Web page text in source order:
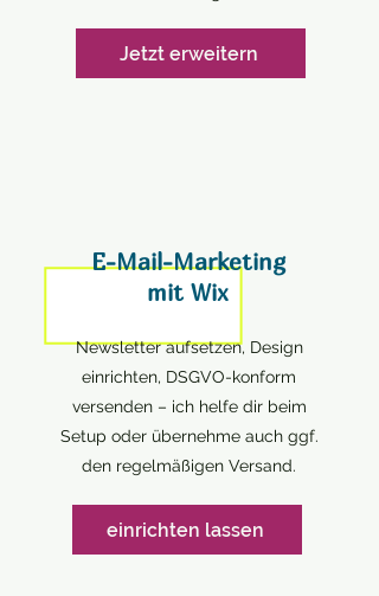
Jetzt erweitern
E-Mail-Marketing
mit Wix
Newsletter aufsetzen, Design
einrichten, DSGVO-konform
versenden – ich helfe dir beim
Setup oder übernehme auch ggf.
den regelmäßigen Versand.
einrichten lassen